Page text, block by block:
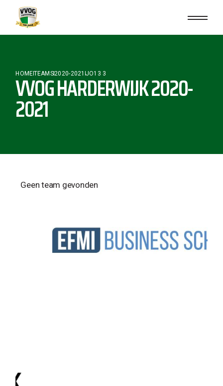
HOMETEAMS2020-2021 JO13 3
VVOG HARDERWIJK 2020-
2021
Geen team gevonden